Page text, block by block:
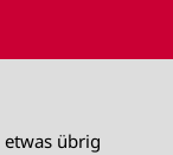
etwas übrig